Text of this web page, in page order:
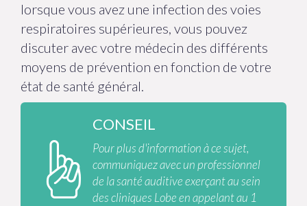
lorsque vous avez une infection des voies
respiratoires supérieures, vous pouvez
discuter avec votre médecin des différents
moyens de prévention en fonction de votre
état de santé général.
CONSEIL
Pour plus d'information à ce sujet,
communiquez avec un professionnel
de la santé auditive exerçant au sein
des cliniques Lobe en appelant au 1